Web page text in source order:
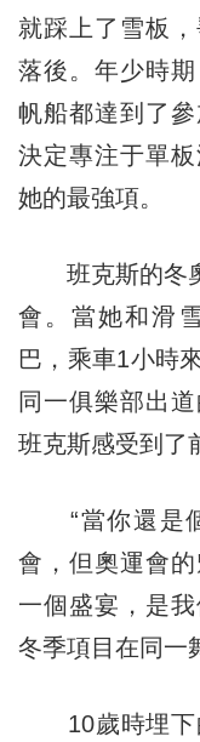
就踩上了雪板
落後。年少時
帆船都達到了
決定專注于單
她的最強項。
班克斯的冬奧
會。當她和滑
巴，乘車1小時
同一俱樂部出
班克斯感受到了
“當你還是個
會，但奧運會
一個盛宴，是
冬季項目在同一
10歲時埋下